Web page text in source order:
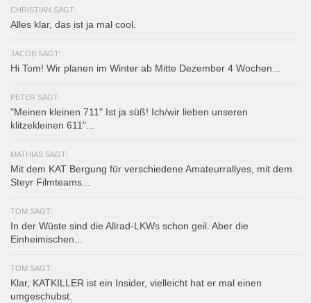
CHRISTIAN SAGT:
Alles klar, das ist ja mal cool.
JACOB SAGT:
Hi Tom! Wir planen im Winter ab Mitte Dezember 4 Wochen...
PETER SAGT:
"Meinen kleinen 711" Ist ja süß! Ich/wir lieben unseren
klitzekleinen 611"...
MATHIAS SAGT:
Mit dem KAT Bergung für verschiedene Amateurrallyes, mit dem
Steyr Filmteams...
TOM SAGT:
In der Wüste sind die Allrad-LKWs schon geil. Aber die
Einheimischen...
TOM SAGT:
Klar, KATKILLER ist ein Insider, vielleicht hat er mal einen
umgeschubst.